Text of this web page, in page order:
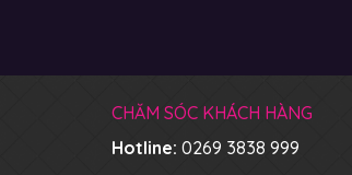
CHĂM SÓC KHÁCH HÀNG
Hotline: 0269 3838 999